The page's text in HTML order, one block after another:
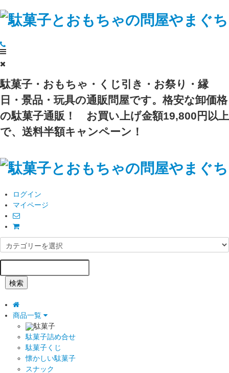
駄菓子・おもちゃ・くじ引き・お祭り・縁
日・景品・玩具の通販問屋です。格安な卸価格
の駄菓子通販！
お買い上げ金額19,800円以上
で、送料半額キャンペーン！
ログイン
マイページ
検索
商品一覧
駄菓子
駄菓子詰め合せ
駄菓子くじ
懐かしい駄菓子
スナック